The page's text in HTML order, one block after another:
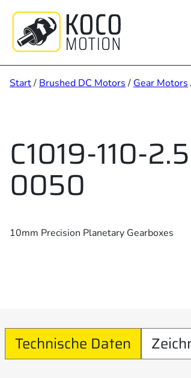
springen
Start/ Brushed DC Motors / Gear Motors
C1019-110-
0050
10mm Precision Planetary Gearboxes
Technische Daten